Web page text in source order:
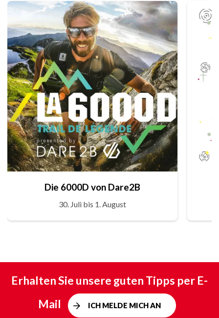
Die 6000D von Dare2B
30. Juli bis 1. August
Erhalten Sie unsere guten Tipps per E-
Mail
ICH MELDE MICH AN